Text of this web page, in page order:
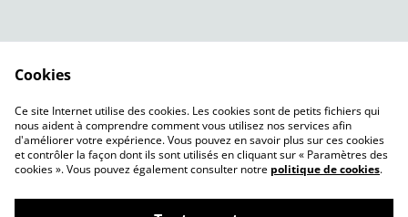
Contact
CGV
Politique de
confidentialité
Politique de cookies
Cookies
Ce site Internet utilise des cookies. Les cookies sont de petits fichiers qui
nous aident à comprendre comment vous utilisez nos services afin
d'améliorer votre expérience. Vous pouvez en savoir plus sur ces cookies
et contrôler la façon dont ils sont utilisés en cliquant sur « Paramètres des
cookies ». Vous pouvez également consulter notre politique de cookies.